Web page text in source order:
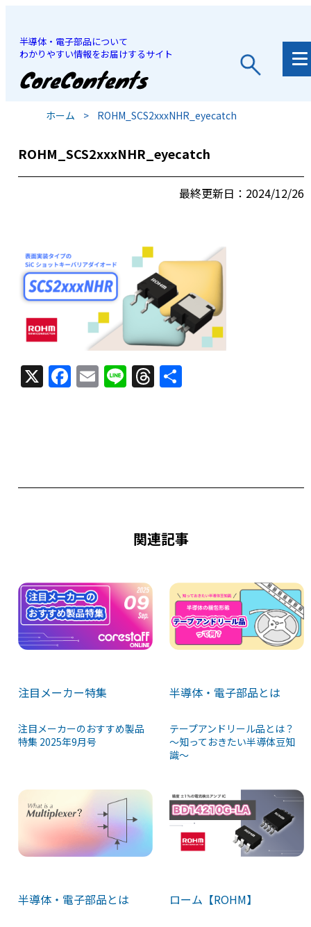
半導体・電子部品について
わかりやすい情報をお届けするサイト
JP
ホーム > ROHM_SCS2xxxNHR_eyecatch
ROHM_SCS2xxxNHR_eyecatch
最終更新日：2024/12/26
X F
a
o
E
m
Li
n
T
h
s
関連記事
注目メーカー特集
注目メーカーのおすすめ製品
特集 2025年9月号
半導体・電子部品とは
テープアンドリール品とは？
〜知っておきたい半導体豆知
識〜
半導体・電子部品とは ローム【ROHM】